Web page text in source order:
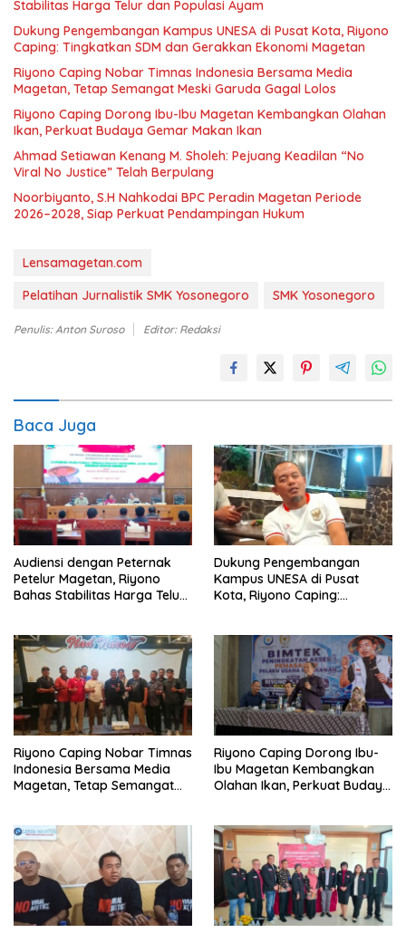
Stabilitas Harga Telur dan Populasi Ayam
Dukung Pengembangan Kampus UNESA di Pusat Kota, Riyono
Caping: Tingkatkan SDM dan Gerakkan Ekonomi Magetan
Riyono Caping Nobar Timnas Indonesia Bersama Media
Magetan, Tetap Semangat Meski Garuda Gagal Lolos
Riyono Caping Dorong Ibu-Ibu Magetan Kembangkan Olahan
Ikan, Perkuat Budaya Gemar Makan Ikan
Ahmad Setiawan Kenang M. Sholeh: Pejuang Keadilan “No
Viral No Justice” Telah Berpulang
Noorbiyanto, S.H Nahkodai BPC Peradin Magetan Periode
2026–2028, Siap Perkuat Pendampingan Hukum
Lensamagetan.com
Pelatihan Jurnalistik SMK Yosonegoro
SMK Yosonegoro
Penulis: Anton Suroso Editor: Redaksi
Baca Juga
Audiensi dengan Peternak
Petelur Magetan, Riyono
Bahas Stabilitas Harga Telur
Dukung Pengembangan
Kampus UNESA di Pusat
Kota, Riyono Caping:
Riyono Caping Nobar Timnas
Indonesia Bersama Media
Magetan, Tetap Semangat
Riyono Caping Dorong Ibu-
Ibu Magetan Kembangkan
Olahan Ikan, Perkuat Budaya